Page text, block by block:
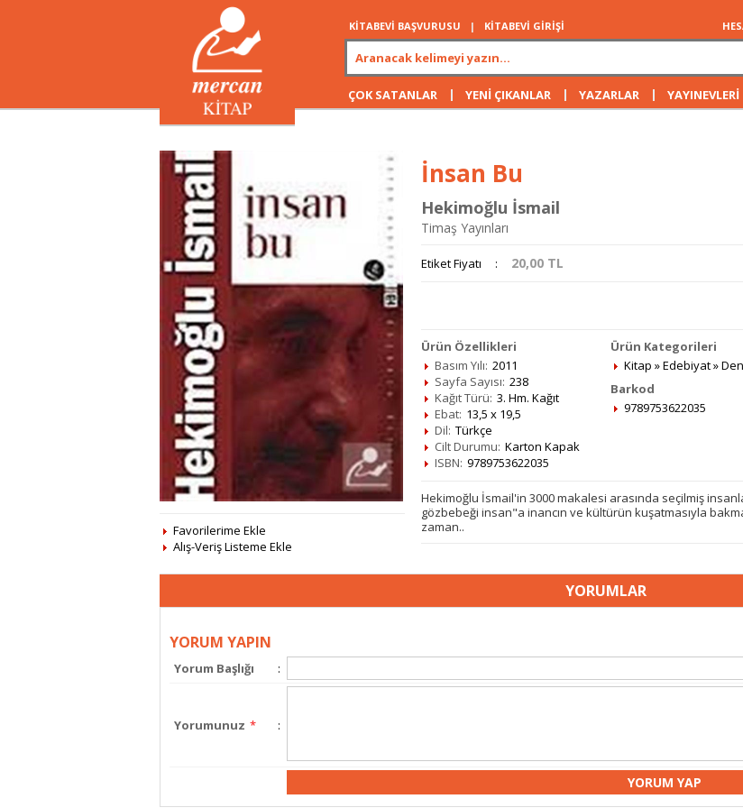
KİTABEVİ BAŞVURUSU | KİTABEVİ GİRİŞİ
ÇOK SATANLAR | YENİ ÇIKANLAR | YAZARLAR | YAYINEVLERİ
Favorilerime Ekle
Alış-Veriş Listeme Ekle
İnsan Bu
Hekimoğlu İsmail
Timaş Yayınları
Etiket Fiyatı : 20,00 TL
Ürün Özellikleri
Basım Yılı: 2011
Sayfa Sayısı: 238
Kağıt Türü: 3. Hm. Kağıt
Ebat: 13,5 x 19,5
Dil: Türkçe
Cilt Durumu: Karton Kapak
ISBN: 9789753622035
Ürün Kategorileri
Kitap »Edebiyat»
Barkod
9789753622035
Hekimoğlu İsmail'in 3000 makalesi arasında seçilmiş
gözbebeği insan"a inancın ve kültürün kuşatmasıyla
zaman..
YORUMLAR
YORUM YAPIN
Yorum Başlığı :
Yorumunuz * :